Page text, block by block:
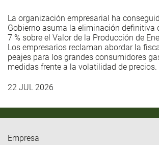
La organización empresarial ha
Gobierno asuma la eliminación definitiva
7 % sobre el Valor de la Producción de
Los empresarios reclaman abordar la
peajes para los grandes consumidores
medidas frente a la volatilidad de precios.
22 JUL 2026
Empresa